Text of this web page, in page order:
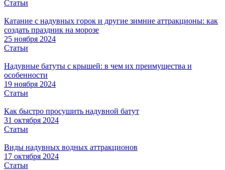
Статьи
Катание с надувных горок и другие зимние аттракционы: как
создать праздник на морозе
25 ноября 2024
Статьи
Надувные батуты с крышей: в чем их преимущества и
особенности
19 ноября 2024
Статьи
Как быстро просушить надувной батут
31 октября 2024
Статьи
Виды надувных водных аттракционов
17 октября 2024
Статьи